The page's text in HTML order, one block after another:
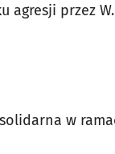
agresji przez
w